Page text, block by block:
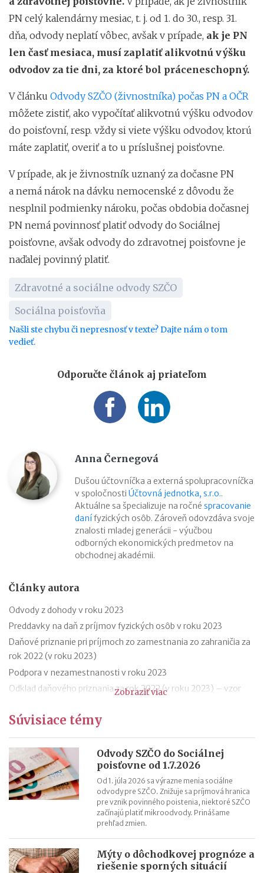
PN celý kalendárny mesiac, t. j. od 1. do 30., resp. 31.
dňa, odvody neplatí vôbec, avšak v prípade, ak je PN
len časť mesiaca, musí zaplatiť alikvotnú výšku
odvodov za tie dni, za ktoré bol práceneschopný.
V článku Odvody SZČO (živnostníka) počas PN a OČR
môžete zistiť, ako vypočítať alikvotnú výšku odvodov
do poisťovní, resp. vždy si viete výšku odvodov, ktorú
máte zaplatiť, overiť a to u príslušnej poisťovne.
V prípade, ak je živnostník uznaný za dočasne PN
a nemá nárok na dávku nemocenské z dôvodu že
nesplnil podmienky nároku, počas obdobia dočasnej
PN nemá povinnosť platiť odvody do Sociálnej
poisťovne, avšak odvody do zdravotnej poisťovne je
naďalej povinný platiť.
Zdravotné a sociálne odvody SZČO
Sociálna poisťovňa
Našli ste chybu či nepresnosť v texte? Dajte nám o tom
vedieť.
Odporučte článok aj priateľom
Anna Černegová
Dušou účtovníčka a externá spolupracovníčka
v spoločnosti Účtovná jednotka, s.r.o..
Aktuálne sa špecializuje na ročné spracovanie
danífyzických osôb. Zároveň odovzdáva svoje
znalosti mladej generácii - výučbou
odborných ekonomických predmetov na
obchodnej akadémii.
Články autora
Odvody z dohody v roku 2023
Preddavky na daň z príjmov fyzických osôb v roku 2023
Daňové priznanie pri príjmoch zo zamestnania zo zahraničia za
rok 2022 (v roku 2023)
Podpora v nezamestnanosti v roku 2023
Odklad daňového priznania za rok 2022 (v roku 2023) – vzor
Výpočet čistej mzdy v roku 2023
Daňový bonus na dieťa od 1.1.2023 – príklady
Daňový bonus na dieťa od 1.1.2023
PN zamestnanca v roku 2023 – náhrada príjmu a nemocenské
Zobraziť viac
Súvisiace témy
Odvody SZČO do Sociálnej
poisťovne od 1.7.2026
Od 1. júla 2026 sa výrazne menia sociálne
odvody pre SZČO. Znižuje sa príjmová hranica
pre vznik povinného poistenia, niektoré SZČO
začínajú platiť mikroodvody. Prinášame
prehľad zmien.
Mýty o dôchodkovej prognóze a
riešenie sporných situácií